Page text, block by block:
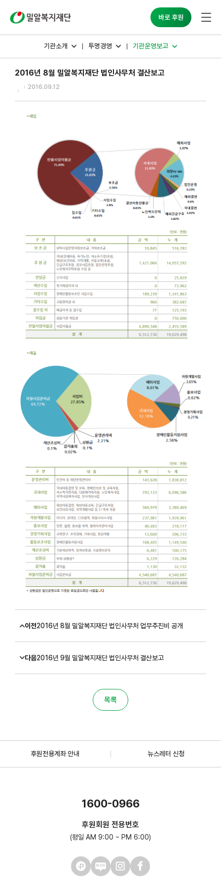
바로 후원
기관소개 투명경영 기관운영보고
2016년 8월 밀알복지재단 법인사무처 결산보고
2016.09.12
이전2016년 8월 밀알복지재단 법인사무처 업무추진비 공개
다음2016년 9월 밀알복지재단 법인사무처 결산보고
목록
후원전용계좌 안내 뉴스레터 신청
1600-0966
후원회원 전용번호
(평일 AM 9:00 ~ PM 6:00)